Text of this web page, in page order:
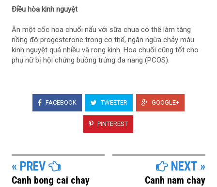
Điều hòa kinh nguyệt
Ăn một cốc hoa chuối nấu với sữa chua có thể làm tăng
nồng độ progesterone trong cơ thể, ngăn ngừa chảy máu
kinh nguyệt quá nhiều và rong kinh. Hoa chuối cũng tốt cho
phụ nữ bị hội chứng buồng trứng đa nang (PCOS).
FACEBOOK TWEETER GOOGLE+
PINTEREST
« PREV
Canh bong cai chay
NEXT »
Canh nam chay